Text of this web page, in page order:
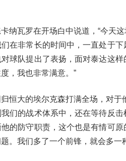
纳瓦罗在开场白中说道，“今天
在非常长的时间中，一直处于
球队提出了表扬，面对泰达这
，我也非常满意。”
恒大的埃尔克森打满全场，对
们的战术体系中，还在等待反
的防守职责，这个也是有情可
。我们多了一个前锋，就会多一